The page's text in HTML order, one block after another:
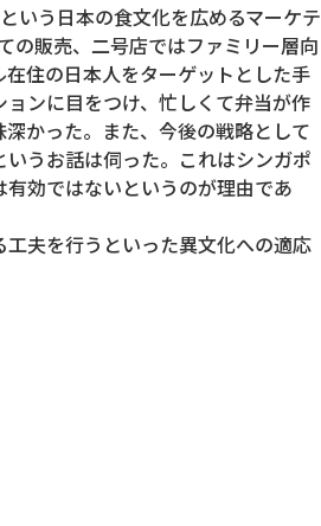
いう日本の食文化を広めるマーケテ
販売、二号店ではファミリー層向
住の日本人をターゲットとした手
ンに目をつけ、忙しくて弁当が作
かった。また、今後の戦略として
うお話は伺った。これはシンガポ
効ではないというのが理由であ
夫を行うといった異文化への適応